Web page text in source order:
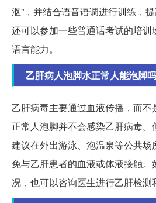
沤”，并结合语音语调进行训练，
还可以参加一些普通话考试的培
语言能力。
乙肝病人泡脚水正常人能泡脚
乙肝病毒主要通过血液传播，而不
正常人泡脚并不会感染乙肝病毒。
建议在外出游泳、泡温泉等公共场
免与乙肝患者的血液或体液接触
况，也可以咨询医生进行乙肝检测